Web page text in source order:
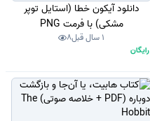
دانلود آیکون خطا (استایل توپر
مشکی) با فرمت PNG
1 سال قبل 8
رایگان